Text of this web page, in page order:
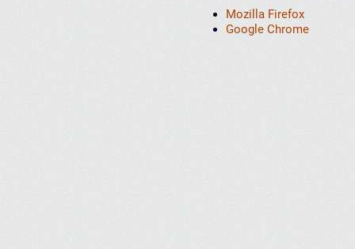
Mozilla Firefox
Google Chrome